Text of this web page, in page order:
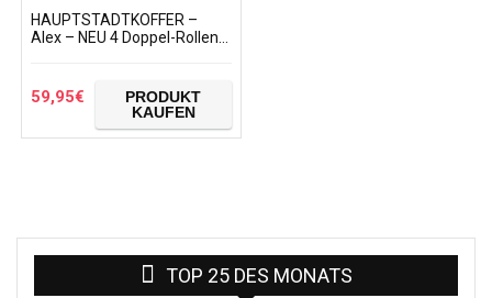
HAUPTSTADTKOFFER –
Alex – NEU 4 Doppel-Rollen
59,95€
PRODUKT
KAUFEN
TOP 25 DES MONATS